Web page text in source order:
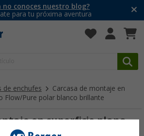
no conoces nuestro blog?
para tu próxima aventura
de enchufes
Carcasa de montaje en
Flow/Pure polar blanco brillante
en superficie plana